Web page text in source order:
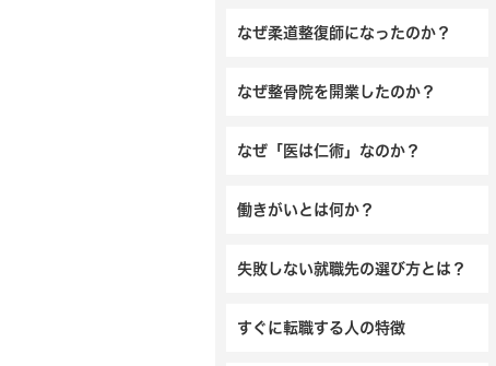
なぜ柔道整復師になったのか？
なぜ整骨院を開業したのか？
なぜ「医は仁術」なのか？
働きがいとは何か？
失敗しない就職先の選び方とは？
すぐに転職する人の特徴